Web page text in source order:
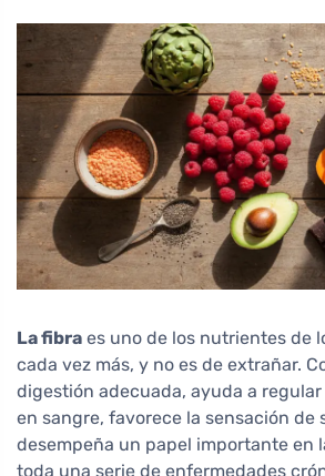
La fibra es uno de los nutrientes de
cada vez más, y no es de extrañar.
digestión adecuada, ayuda a
en sangre, favorece la sensación de
desempeña un papel importante en
toda una serie de enfermedades